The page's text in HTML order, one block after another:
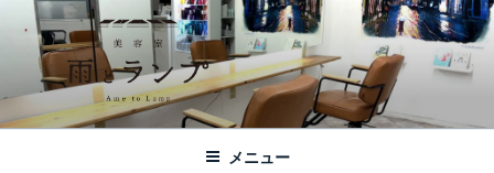
ツ
美容室 雨とランプ – AME TO LAMP -
｜札幌琴似の美容室
札幌市西区琴似の【美容室 雨とランプ】のHPです。「本」と「髪質改
メニュー